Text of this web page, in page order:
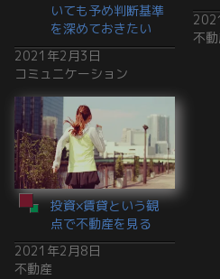
いても予め判断基準
を深めておきたい
2021年2月3日
コミュニケーション
不
投資×賃貸という観
点で不動産を見る
2021年2月8日
不動産